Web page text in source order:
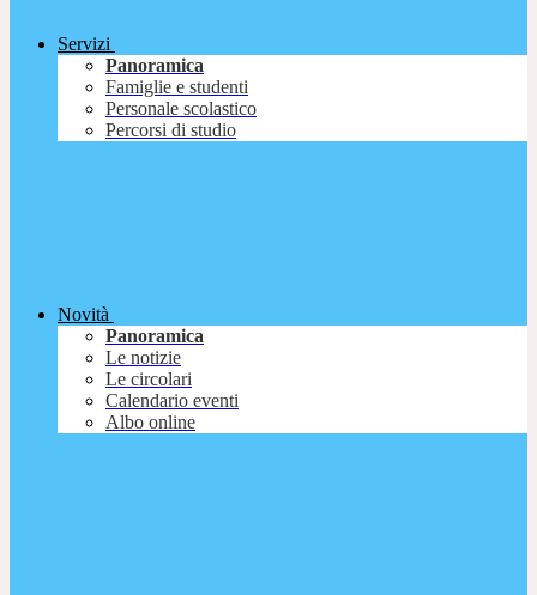
Servizi
Panoramica
Famiglie e studenti
Personale scolastico
Percorsi di studio
Novità
Panoramica
Le notizie
Le circolari
Calendario eventi
Albo online